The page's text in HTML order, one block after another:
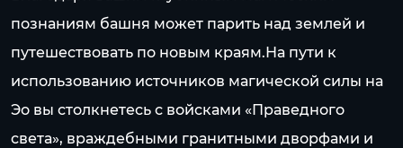
познаниям башня может парить над землей и
путешествовать по новым краям.На пути к
использованию источников магической силы на
Эо вы столкнетесь с войсками «Праведного
света», враждебными гранитными дворфами и